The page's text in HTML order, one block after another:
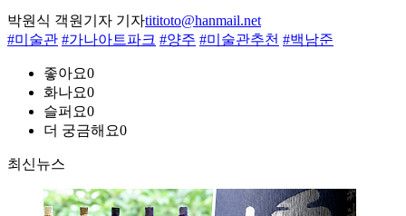
박원식 객원기자 기자tititoto@hanmail.net
#미술관 #가나아트파크 #양주 #미술관추천 #백남준
좋아요0
화나요0
슬퍼요0
더 궁금해요0
최신뉴스